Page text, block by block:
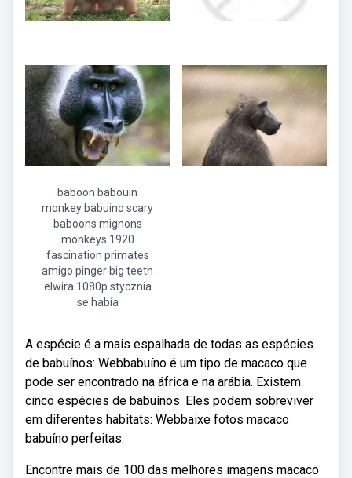
baboon babouin
monkey babuino scary
baboons mignons
monkeys 1920
fascination primates
amigo pinger big teeth
elwira 1080p stycznia
se había
A espécie é a mais espalhada de todas as espécies
de babuínos: Webbabuíno é um tipo de macaco que
pode ser encontrado na áfrica e na arábia. Existem
cinco espécies de babuínos. Eles podem sobreviver
em diferentes habitats: Webbaixe fotos macaco
babuíno perfeitas.
Encontre mais de 100 das melhores imagens macaco